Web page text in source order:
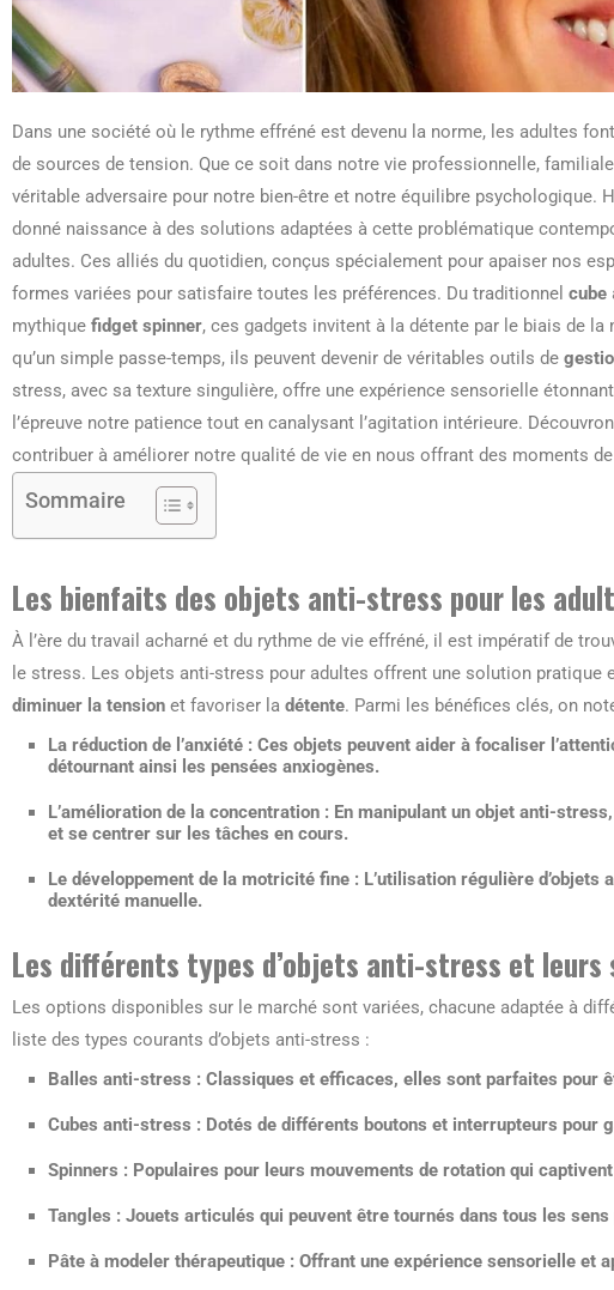
Dans une société où le rythme effréné est devenu la norme, les adultes
de sources de tension. Que ce soit dans notre vie professionnelle,
véritable adversaire pour notre bien-être et notre équilibre psychologique.
donné naissance à des solutions adaptées à cette problématique
adultes. Ces alliés du quotidien, conçus spécialement pour apaiser nos
formes variées pour satisfaire toutes les préférences. Du traditionnel cube
mythique fidget spinner, ces gadgets invitent à la détente par le biais de
qu’un simple passe-temps, ils peuvent devenir de véritables outils de
stress, avec sa texture singulière, offre une expérience sensorielle
l’épreuve notre patience tout en canalysant l’agitation intérieure.
contribuer à améliorer notre qualité de vie en nous offrant des moments
Sommaire
Les bienfaits des objets anti-stress pour les
À l’ère du travail acharné et du rythme de vie effréné, il est impératif de
le stress. Les objets anti-stress pour adultes offrent une solution pratique
diminuer la tension et favoriser la détente. Parmi les bénéfices clés, on
La réduction de l’anxiété : Ces objets peuvent aider à focaliser
détournant ainsi les pensées anxiogènes.
L’amélioration de la concentration : En manipulant un objet anti-
et se centrer sur les tâches en cours.
Le développement de la motricité fine : L’utilisation régulière
dextérité manuelle.
Les différents types d’objets anti-stress et
Les options disponibles sur le marché sont variées, chacune adaptée à
liste des types courants d’objets anti-stress :
Balles anti-stress : Classiques et efficaces, elles sont parfaites pour
Cubes anti-stress : Dotés de différents boutons et interrupteurs pour
Spinners : Populaires pour leurs mouvements de rotation qui captivent
Tangles : Jouets articulés qui peuvent être tournés dans tous les
Pâte à modeler thérapeutique : Offrant une expérience sensorielle et